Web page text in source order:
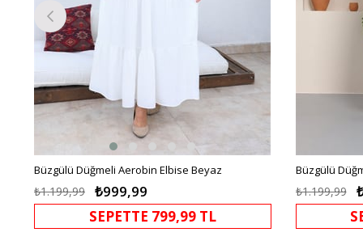
Büzgülü Düğmeli Aerobin Elbise Beyaz
₺999,99
₺1.199,99
SEPETTE 799,99 TL
Büzgülü
₺1.199,99